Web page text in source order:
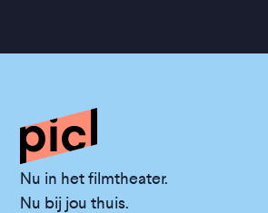
Nu in het filmtheater.
Nu bij jou thuis.